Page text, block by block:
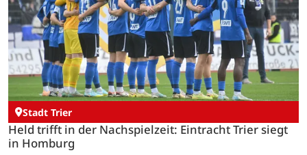
Stadt Trier
Held trifft in der Nachspielzeit: Eintracht Trier siegt
in Homburg